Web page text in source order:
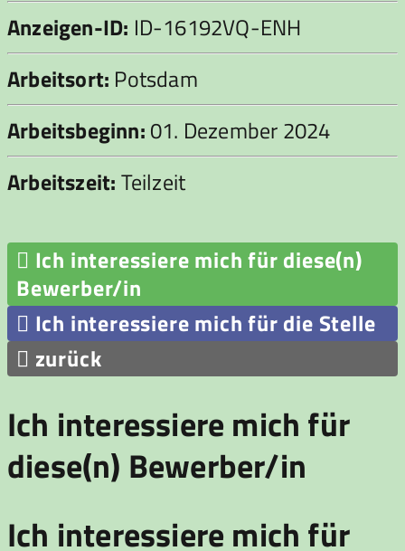
Anzeigen-ID: ID-16192VQ-ENH
Arbeitsort: Potsdam
Arbeitsbeginn:01. Dezember 2024
Arbeitszeit:Teilzeit
 Ich interessiere mich für diese(n)
Bewerber/in
 Ich interessiere mich für die Stelle
 zurück
Ich interessiere mich für
diese(n) Bewerber/in
Ich interessiere mich für